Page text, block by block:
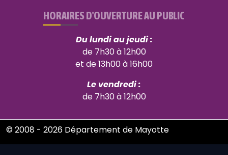
HORAIRES D'OUVERTURE AU PUBLIC
Du lundi au jeudi :
de 7h30 à 12h00
et de 13h00 à 16h00
Le vendredi :
de 7h30 à 12h00
© 2008 - 2026 Département de Mayotte